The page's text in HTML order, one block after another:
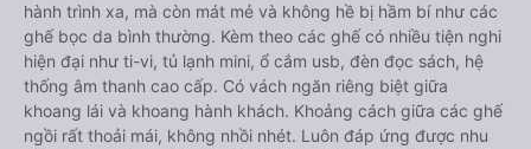
hành trình xa, mà còn mát mẻ và không hề bị hầm bí như các
ghế bọc da bình thường. Kèm theo các ghế có nhiều tiện nghi
hiện đại như ti-vi, tủ lạnh mini, ổ cắm usb, đèn đọc sách, hệ
thống âm thanh cao cấp. Có vách ngăn riêng biệt giữa
khoang lái và khoang hành khách. Khoảng cách giữa các ghế
ngồi rất thoải mái, không nhồi nhét. Luôn đáp ứng được nhu